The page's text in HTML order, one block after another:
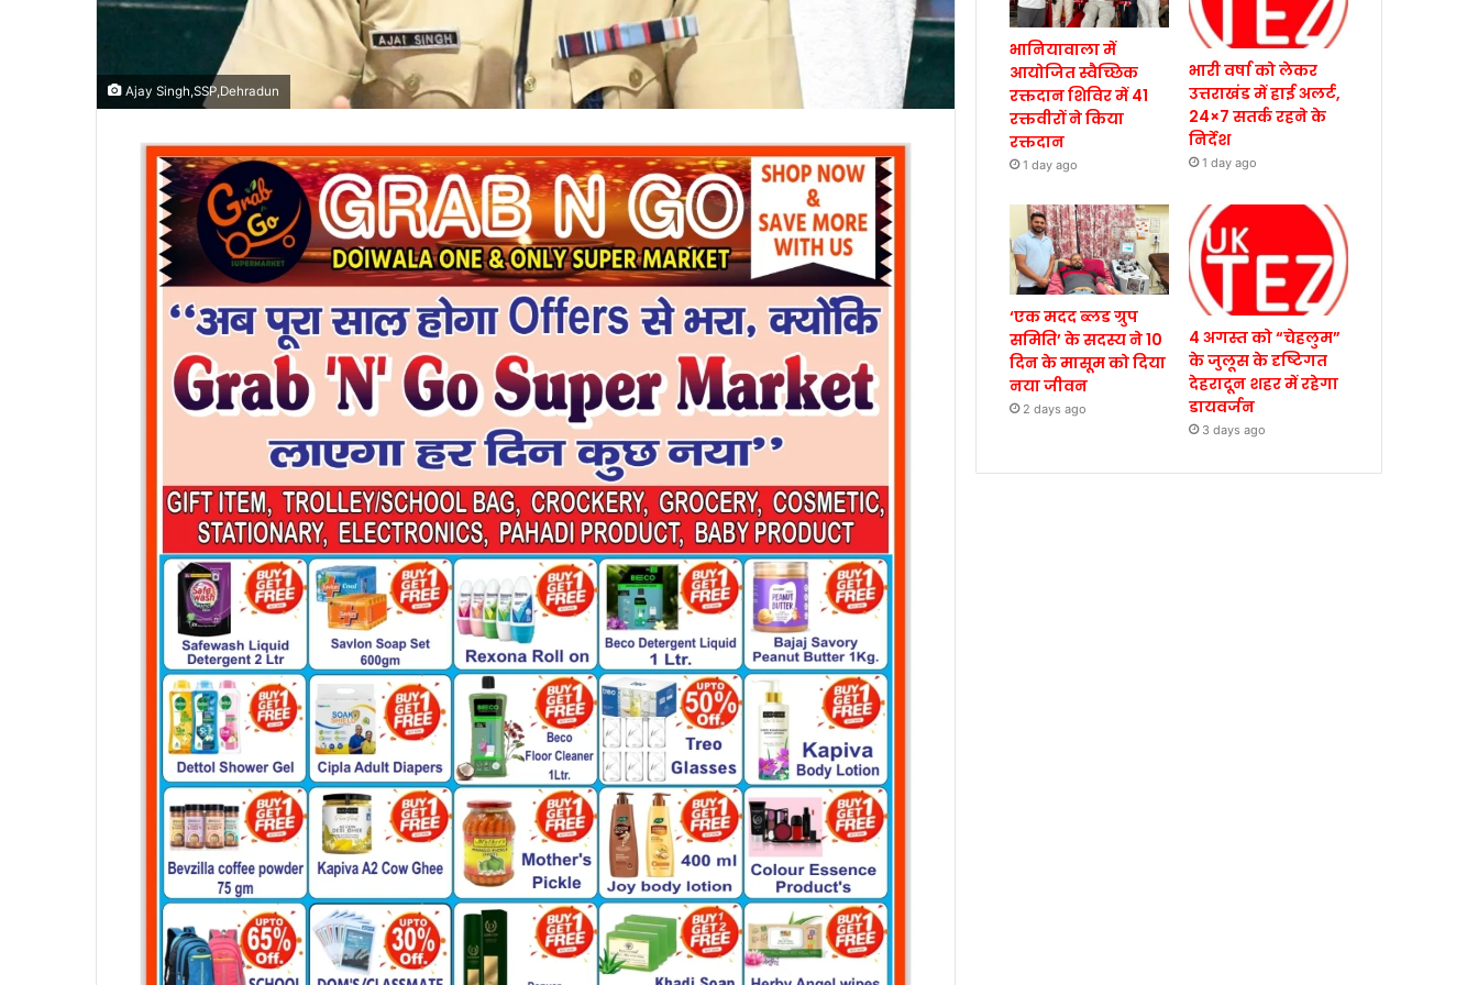
Ajay Singh,SSP,Dehradun
भानियावाला में
आयोजित स्वैच्छिक
रक्तदान शिविर में 41
रक्तवीरों ने किया
रक्तदान
1 day ago
भारी वर्षा को लेकर
उत्तराखंड में हाई अलर्ट,
24×7 सतर्क रहने के
निर्देश
1 day ago
‘एक मदद ब्लड ग्रुप
समिति’ के सदस्य ने 10
दिन के मासूम को दिया
नया जीवन
2 days ago
4 अगस्त को “चेहलुम”
के जुलूस के दृष्टिगत
देहरादून शहर में रहेगा
डायवर्जन
3 days ago